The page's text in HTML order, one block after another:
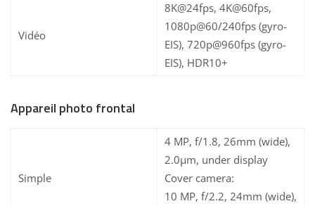
Vidéo
8K@24fps, 4K@60fps,
1080p@60/240fps (gyro-
EIS), 720p@960fps (gyro-
EIS), HDR10+
Appareil photo frontal
Simple
4 MP, f/1.8, 26mm (wide),
2.0µm, under display
Cover camera:
10 MP, f/2.2, 24mm (wide),